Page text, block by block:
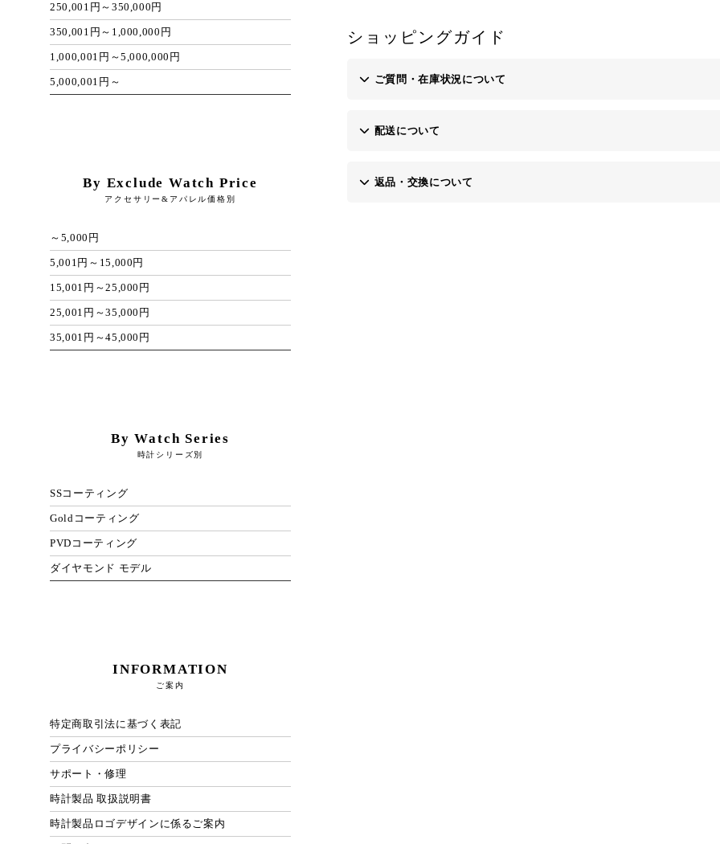
ショッピングガイド
ご質問・在庫状況について
お問い合わせフォーム
配送について
返品・交換について
250,001円～350,000円
350,001円～1,000,000円
1,000,001円～5,000,000円
5,000,001円～
By Exclude Watch Price
アクセサリー&アパレル価格別
～5,000円
5,001円～15,000円
15,001円～25,000円
25,001円～35,000円
35,001円～45,000円
By Watch Series
時計シリーズ別
SSコーティング
Goldコーティング
PVDコーティング
ダイヤモンド モデル
INFORMATION
ご案内
特定商取引法に基づく表記
プライバシーポリシー
サポート・修理
時計製品 取扱説明書
時計製品ロゴデザインに係るご案内